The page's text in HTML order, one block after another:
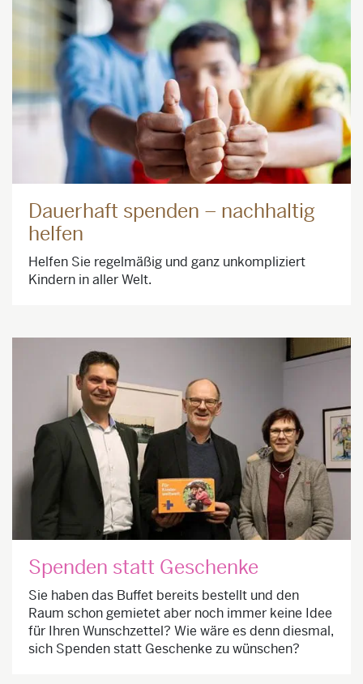
Dauerhaft spenden – nachhaltig
helfen
Helfen Sie regelmäßig und ganz unkompliziert
Kindern in aller Welt.
Spenden statt Geschenke
Sie haben das Buffet bereits bestellt und den
Raum schon gemietet aber noch immer keine Idee
für Ihren Wunschzettel? Wie wäre es denn diesmal,
sich Spenden statt Geschenke zu wünschen?